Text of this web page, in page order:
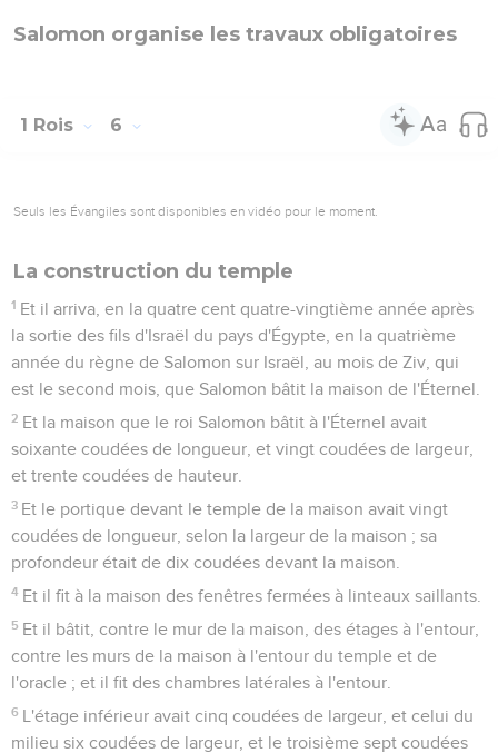
Salomon organise les travaux obligatoires
1 Rois 6
Seuls les Évangiles sont disponibles en vidéo pour le moment.
La construction du temple
1 Et il arriva, en la quatre cent quatre-vingtième année après
la sortie des fils d'Israël du pays d'Égypte, en la quatrième
année du règne de Salomon sur Israël, au mois de Ziv, qui
est le second mois, que Salomon bâtit la maison de l'Éternel.
2 Et la maison que le roi Salomon bâtit à l'Éternel avait
soixante coudées de longueur, et vingt coudées de largeur,
et trente coudées de hauteur.
3 Et le portique devant le temple de la maison avait vingt
coudées de longueur, selon la largeur de la maison ; sa
profondeur était de dix coudées devant la maison.
4 Et il fit à la maison des fenêtres fermées à linteaux saillants.
5 Et il bâtit, contre le mur de la maison, des étages à l'entour,
contre les murs de la maison à l'entour du temple et de
l'oracle ; et il fit des chambres latérales à l'entour.
6 L'étage inférieur avait cinq coudées de largeur, et celui du
milieu six coudées de largeur, et le troisième sept coudées